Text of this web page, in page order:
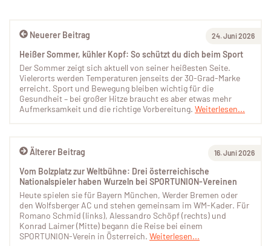
Älterer Beitrag 16. Juni 2026
Vom Bolzplatz zur Weltbühne: Drei österreichische
Nationalspieler haben Wurzeln bei SPORTUNION-Vereinen
Heute spielen sie für Bayern München, Werder Bremen oder
den Wolfsberger AC und stehen gemeinsam im WM-Kader. Für
Romano Schmid (links), Alessandro Schöpf (rechts) und
Konrad Laimer (Mitte) begann die Reise bei einem
SPORTUNION-Verein in Österreich. Weiterlesen...
Neuerer Beitrag 24. Juni 2026
Heißer Sommer, kühler Kopf: So schützt du dich beim Sport
Der Sommer zeigt sich aktuell von seiner heißesten Seite.
Vielerorts werden Temperaturen jenseits der 30-Grad-Marke
erreicht. Sport und Bewegung bleiben wichtig für die
Gesundheit – bei großer Hitze braucht es aber etwas mehr
Aufmerksamkeit und die richtige Vorbereitung. Weiterlesen...